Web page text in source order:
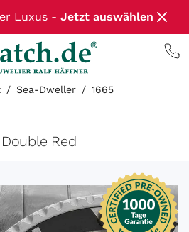
Luxus - Jetzt auswählen
/ Sea-Dweller / 1665
Red